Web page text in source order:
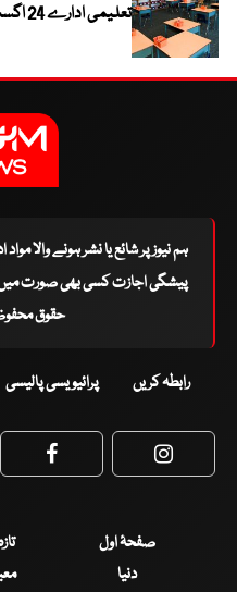
تعلیمی ادارے 24 اگست تک بند رہیں گے، رانا سکندر حیات
ہم نیوز پر شائع یا نشر ہونے والا
پیشگی اجازت کسی بھی صورت میں
حقوق محفوظ
رابطہ کریں پرائیویسی پالیسی
Facebook
صفحۂ اول
دنیا